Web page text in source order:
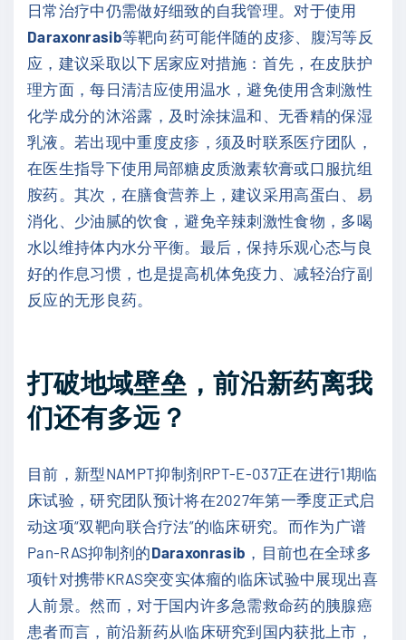
日常治疗中仍需做好细致的自我管理。对于使用
Daraxonrasib等靶向药可能伴随的皮疹、腹泻等反
应，建议采取以下居家应对措施：首先，在皮肤护
理方面，每日清洁应使用温水，避免使用含刺激性
化学成分的沐浴露，及时涂抹温和、无香精的保湿
乳液。若出现中重度皮疹，须及时联系医疗团队，
在医生指导下使用局部糖皮质激素软膏或口服抗组
胺药。其次，在膳食营养上，建议采用高蛋白、易
消化、少油腻的饮食，避免辛辣刺激性食物，多喝
水以维持体内水分平衡。最后，保持乐观心态与良
好的作息习惯，也是提高机体免疫力、减轻治疗副
反应的无形良药。
打破地域壁垒，前沿新药离我
们还有多远？
目前，新型NAMPT抑制剂RPT-E-037正在进行1期临
床试验，研究团队预计将在2027年第一季度正式启
动这项“双靶向联合疗法”的临床研究。而作为广谱
Pan-RAS抑制剂的Daraxonrasib ，目前也在全球多
项针对携带KRAS突变实体瘤的临床试验中展现出喜
人前景。然而，对于国内许多急需救命药的胰腺癌
患者而言，前沿新药从临床研究到国内获批上市，